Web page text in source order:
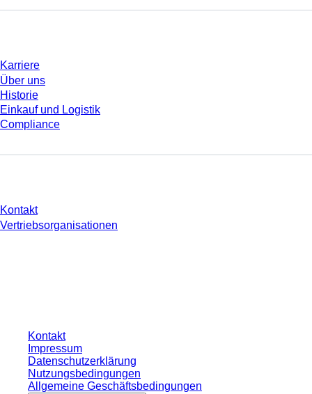
Karriere
Über uns
Historie
Einkauf und Logistik
Compliance
Kontakt
Vertriebsorganisationen
Kontakt
Impressum
Datenschutzerklärung
Nutzungsbedingungen
Allgemeine Geschäftsbedingungen